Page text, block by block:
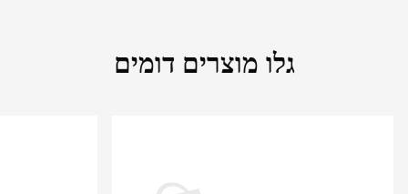
גלו מוצרים דומים